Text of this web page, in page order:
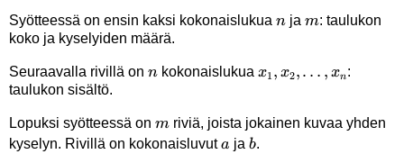
Syötteessä on ensin kaksi kokonaislukua n
nja m
m: taulukon
koko ja kyselyiden määrä.
Seuraavalla rivillä on n
nkokonaislukua x_1,x_2,\ldots,x_n
x1 , x2,… , xn:
taulukon sisältö.
Lopuksi syötteessä on m
mriviä, joista jokainen kuvaa yhden
kyselyn. Rivillä on kokonaisluvuta
a ja b
b.